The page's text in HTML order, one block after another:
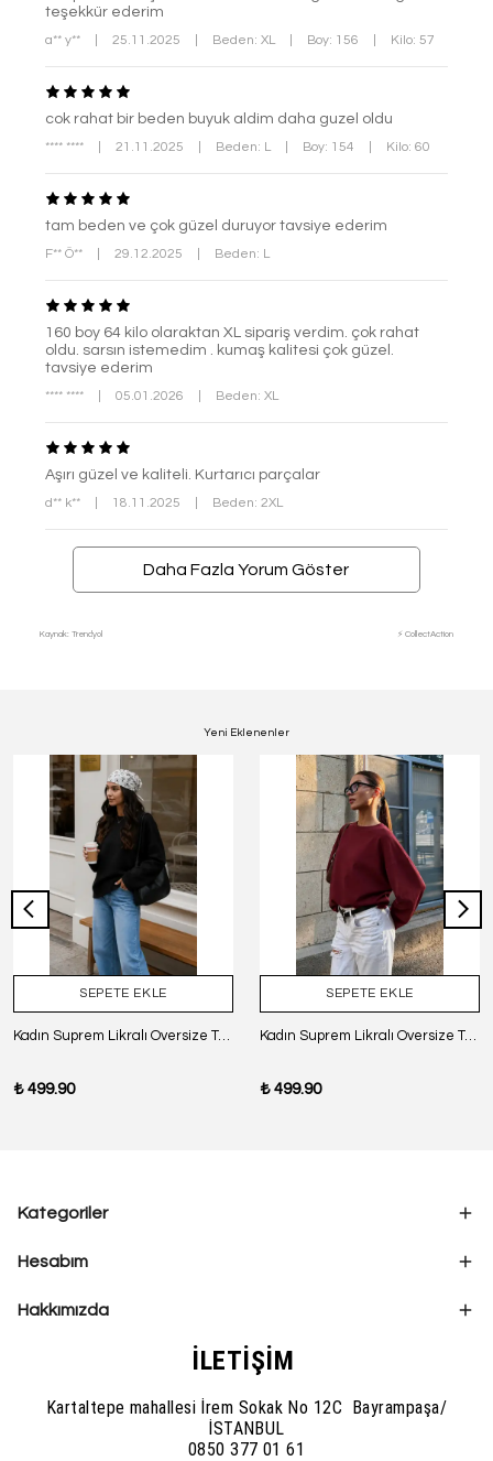
teşekkür ederim
a** y** 25.11.2025 Beden: XL Boy: 156 Kilo: 57
cok rahat bir beden buyuk aldim daha guzel oldu
**** **** 21.11.2025 Beden: L Boy: 154 Kilo: 60
tam beden ve çok güzel duruyor tavsiye ederim
F** Ö** 29.12.2025 Beden: L
160 boy 64 kilo olaraktan XL sipariş verdim. çok rahat
oldu. sarsın istemedim . kumaş kalitesi çok güzel.
tavsiye ederim
**** **** 05.01.2026 Beden: XL
Aşırı güzel ve kaliteli. Kurtarıcı parçalar
d** k** 18.11.2025 Beden: 2XL
Daha Fazla Yorum Göster
Kaynak: Trendyol ⚡ CollectAction
Yeni Eklenenler
SEPETE EKLE
Kadın Suprem Likralı Oversize T-Shirt - SİYAH
₺ 499.90
SEPETE EKLE
Kadın Suprem Likralı Oversize T-Shirt - BORDO
₺ 499.90
Kategoriler
Hesabım
Hakkımızda
İLETİŞİM
Kartaltepe mahallesi İrem Sokak No 12C Bayrampaşa/
İSTANBUL
0850 377 01 61